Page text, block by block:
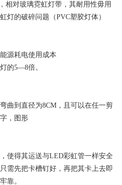
相对玻璃霓虹灯带，其耐用性毋用
灯的破碎问题（PVC塑胶灯体）
源耗电使用成本
的5—8倍。
曲到直径为8CM，且可以在任一剪
，图形
使得其运送与LED彩虹管一样安全
需先把卡槽钉好，再把其卡上去即
靠。